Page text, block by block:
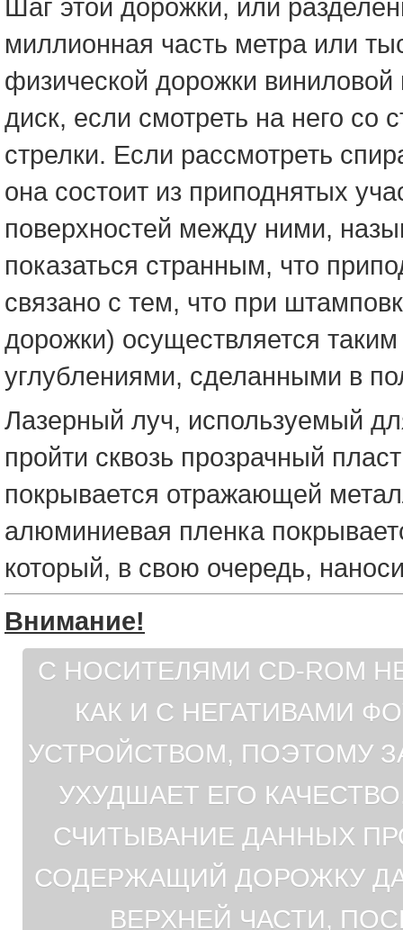
Шаг этой дорожки, или
миллионная часть метра или
физической дорожки
диск, если смотреть на него со
стрелки. Если рассмотреть
она состоит из приподнятых
поверхностей между ними,
показаться странным, что
связано с тем, что при
дорожки) осуществляется
углублениями, сделанными в
Лазерный луч, используемый
пройти сквозь прозрачный
покрывается отражающей
алюминиевая пленка
который, в свою очередь,
Внимание!
С НОСИТЕЛЯМИ CD-ROM
КАК И С НЕГАТИВАМИ
УСТРОЙСТВОМ, ПОЭТОМУ
УХУДШАЕТ ЕГО
СЧИТЫВАНИЕ ДАННЫХ
СОДЕРЖАЩИЙ ДОРОЖКУ
ВЕРХНЕЙ ЧАСТИ,